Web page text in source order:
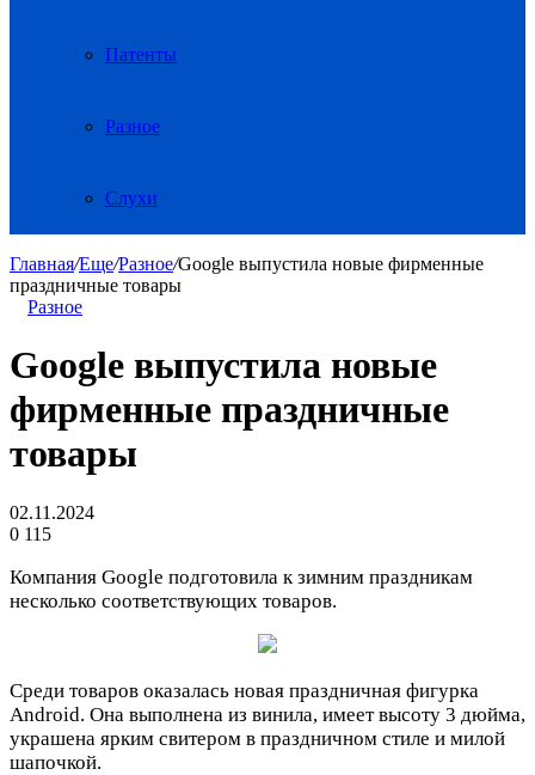
Патенты
Разное
Слухи
Главная/Еще/Разное/Google выпустила новые фирменные
праздничные товары
Разное
Google выпустила новые
фирменные праздничные
товары
02.11.2024
0 115
Компания Google подготовила к зимним праздникам
несколько соответствующих товаров.
Среди товаров оказалась новая праздничная фигурка
Android. Она выполнена из винила, имеет высоту 3 дюйма,
украшена ярким свитером в праздничном стиле и милой
шапочкой.